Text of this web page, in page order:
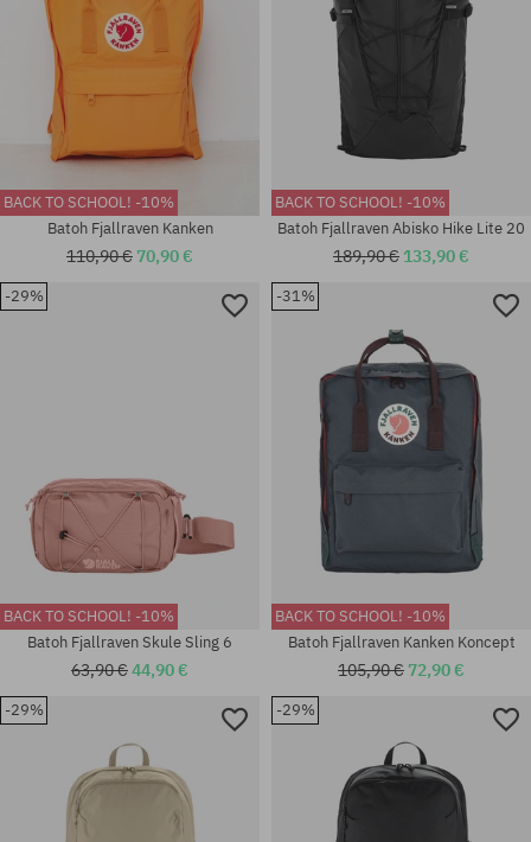
univerzálna veľkosť
univerzálna veľkosť
BACK TO SCHOOL! -10%
Batoh Fjallraven Kanken
110,90 € 70,90 €
Dostupné veľkosti:
BACK TO SCHOOL! -10%
Batoh Fjallraven Abisko Hike Lite 20
189,90 € 133,90 €
-29%
BACK TO SCHOOL! -10%
Batoh Fjallraven Skule Sling 6
63,90 €44,90 €
-31%
BACK TO SCHOOL! -10%
Batoh Fjallraven Kanken Koncept
105,90 € 72,90 €
-29% -29%